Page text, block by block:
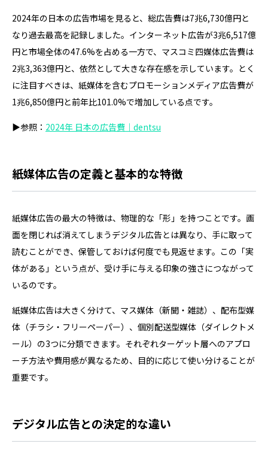
2024年の日本の広告市場を見ると、総広告費は7兆6,730億円と
なり過去最高を記録しました。インターネット広告が3兆6,517億
円と市場全体の47.6%を占める一方で、マスコミ四媒体広告費は
2兆3,363億円と、依然として大きな存在感を示しています。とく
に注目すべきは、紙媒体を含むプロモーションメディア広告費が
1兆6,850億円と前年比101.0%で増加している点です。
▶参照： 2024年 日本の広告費｜dentsu
紙媒体広告の定義と基本的な特徴
紙媒体広告の最大の特徴は、物理的な「形」を持つことです。画
面を閉じれば消えてしまうデジタル広告とは異なり、手に取って
読むことができ、保管しておけば何度でも見返せます。この「実
体がある」という点が、受け手に与える印象の強さにつながって
いるのです。
紙媒体広告は大きく分けて、マス媒体（新聞・雑誌）、配布型媒
体（チラシ・フリーペーパー）、個別配送型媒体（ダイレクトメ
ール）の3つに分類できます。それぞれターゲット層へのアプロ
ーチ方法や費用感が異なるため、目的に応じて使い分けることが
重要です。
デジタル広告との決定的な違い